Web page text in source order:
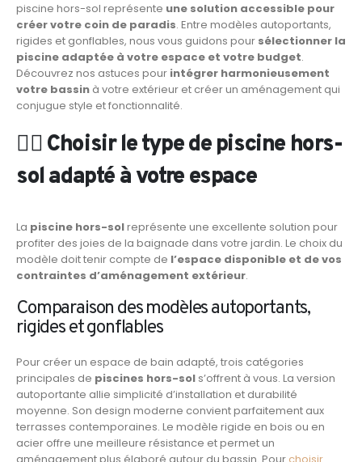
piscine hors-sol représente une solution accessible pour
créer votre coin de paradis. Entre modèles autoportants,
rigides et gonflables, nous vous guidons pour sélectionner la
piscine adaptée à votre espace et votre budget.
Découvrez nos astuces pour intégrer harmonieusement
votre bassin à votre extérieur et créer un aménagement qui
conjugue style et fonctionnalité.
🏊‍♂️ Choisir le type de piscine hors-
sol adapté à votre espace
La piscine hors-solreprésente une excellente solution pour
profiter des joies de la baignade dans votre jardin. Le choix du
modèle doit tenir compte de l’espace disponible et de vos
contraintes d’aménagement extérieur.
Comparaison des modèles autoportants,
rigides et gonflables
Pour créer un espace de bain adapté, trois catégories
principales de piscines hors-sol s’offrent à vous. La version
autoportante allie simplicité d’installation et durabilité
moyenne. Son design moderne convient parfaitement aux
terrasses contemporaines. Le modèle rigide en bois ou en
acier offre une meilleure résistance et permet un